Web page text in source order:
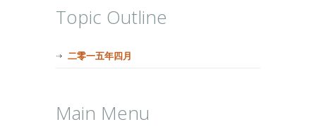
Topic Outline
二零一五年四月
Main Menu